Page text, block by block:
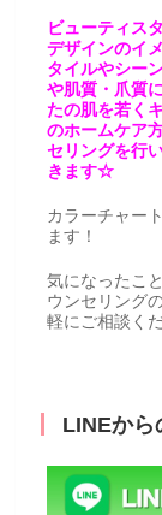
ビューティス
デザインのイ
タイルやシー
や肌質・爪質
たの肌を若く
のホームケア
セリングを行
きます☆
カラーチャー
ます！
気になったこ
ウンセリング
軽にご相談く
LINEから